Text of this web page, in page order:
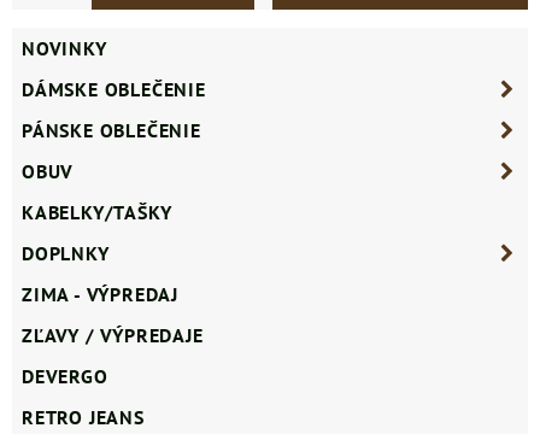
NOVINKY
DÁMSKE OBLEČENIE
PÁNSKE OBLEČENIE
OBUV
KABELKY/TAŠKY
DOPLNKY
ZIMA - VÝPREDAJ
ZĽAVY / VÝPREDAJE
DEVERGO
RETRO JEANS